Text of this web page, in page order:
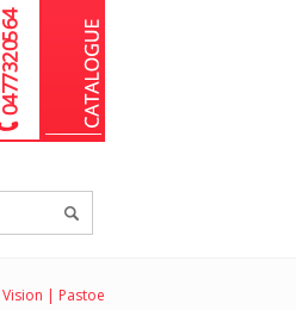
04 77 32 05 64
Vision | Pastoe